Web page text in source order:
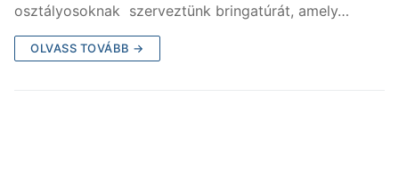
osztályosoknak szerveztünk bringatúrát, amely…
OLVASS TOVÁBB →